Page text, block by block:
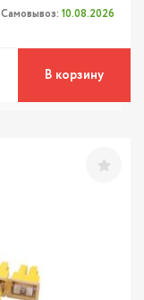
Самовывоз: 10.08.2026
В корзину